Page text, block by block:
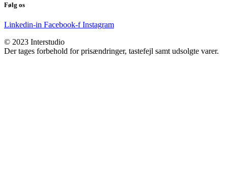
Følg os
Linkedin-in Facebook-f Instagram
© 2023 Interstudio
Der tages forbehold for prisændringer, tastefejl samt udsolgte varer.